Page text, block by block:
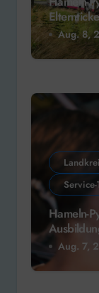
Aug. 8,
Hameln-
Aug. 7,